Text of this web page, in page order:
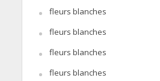
fleurs blanches
fleurs blanches
fleurs blanches
fleurs blanches